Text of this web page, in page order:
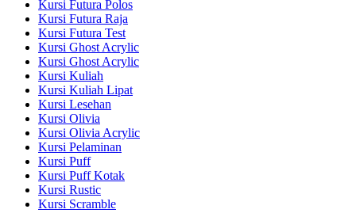
Kursi Futura Polos
Kursi Futura Raja
Kursi Futura Test
Kursi Ghost Acrylic
Kursi Ghost Acrylic
Kursi Kuliah
Kursi Kuliah Lipat
Kursi Lesehan
Kursi Olivia
Kursi Olivia Acrylic
Kursi Pelaminan
Kursi Puff
Kursi Puff Kotak
Kursi Rustic
Kursi Scramble